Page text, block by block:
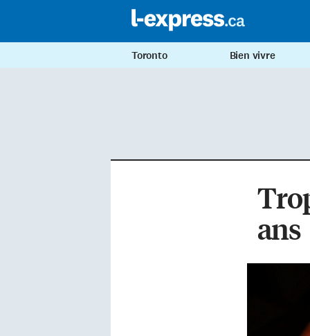
Toronto Bien vivre
ans